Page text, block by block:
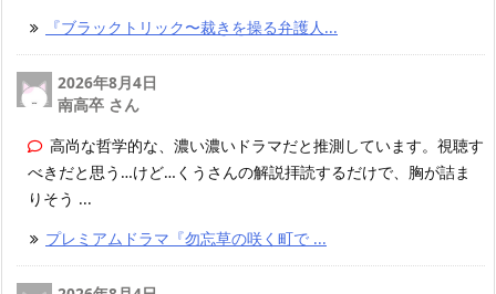
『ブラックトリック〜裁きを操る弁護人...
2026年8月4日
南高卒 さん
高尚な哲学的な、濃い濃いドラマだと推測しています。視聴す
べきだと思う…けど…くうさんの解説拝読するだけで、胸が詰ま
りそう ...
プレミアムドラマ『勿忘草の咲く町で ...